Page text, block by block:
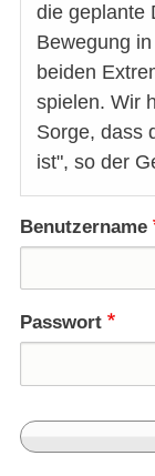
die geplante
Bewegung
beiden
spielen. Wir
Sorge, dass
ist", so der
Benutzername
Passwort